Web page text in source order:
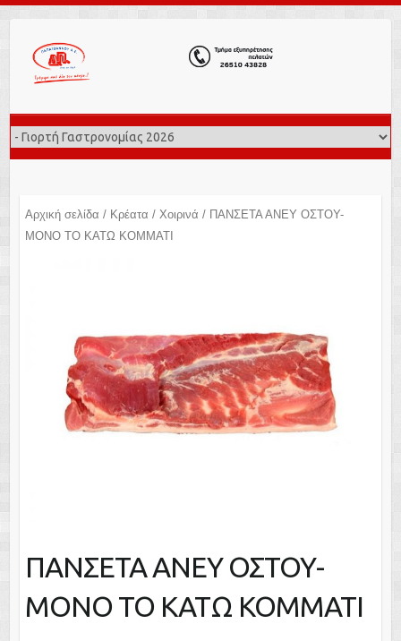
Αρχική σελίδα / Κρέατα / Χοιρινά / ΠΑΝΣΕΤΑ ΑΝΕΥ ΟΣΤΟΥ-
ΜΟΝΟ ΤΟ ΚΑΤΩ ΚΟΜΜΑΤΙ
ΠΑΝΣΕΤΑ ΑΝΕΥ ΟΣΤΟΥ-
ΜΟΝΟ ΤΟ ΚΑΤΩ ΚΟΜΜΑΤΙ